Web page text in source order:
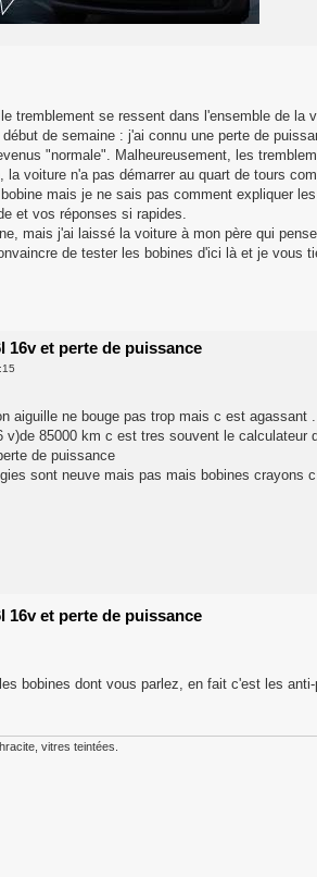
tremblement se ressent dans l'ensemble de la
de semaine : j'ai connu une perte de
"normale". Malheureusement, les
voiture n'a pas démarrer au quart de tours
mais je ne sais pas comment expliquer
et vos réponses si rapides.
mais j'ai laissé la voiture à mon père qui
de tester les bobines d'ici là et je vous
16v et perte de puissance
aiguille ne bouge pas trop mais c est agassant
85000 km c est tres souvent le calculateur
de puissance
sont neuve mais pas mais bobines crayons
16v et perte de puissance
bobines dont vous parlez, en fait c'est les
vitres teintées.